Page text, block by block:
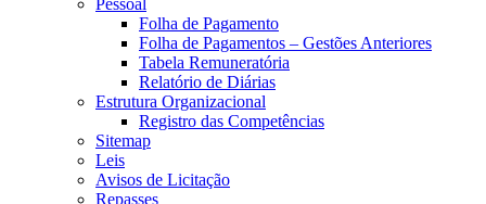
Pessoal
Folha de Pagamento
Folha de Pagamentos – Gestões Anteriores
Tabela Remuneratória
Relatório de Diárias
Estrutura Organizacional
Registro das Competências
Sitemap
Leis
Avisos de Licitação
Repasses